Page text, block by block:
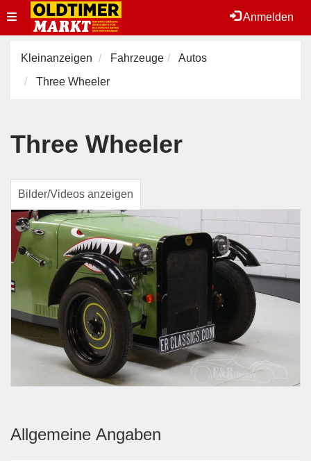
Anmelden
Toggle
navigation
Kleinanzeigen Fahrzeuge
Autos
Three Wheeler
Three Wheeler
Bilder/Videos anzeigen
Allgemeine Angaben